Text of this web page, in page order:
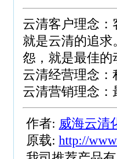
云清客户理念
就是云清的追
怨，就是最佳的
云清经营理念
云清营销理念
作者: 威海云清
原载: http://